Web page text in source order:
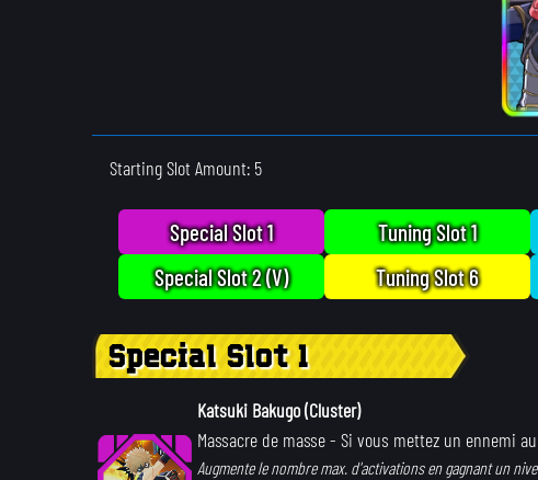
Starting Slot Amount: 5
Special Slot 1 Tuning Slot 1
Special Slot 2 (V)
Tuning Slot 6
Special Slot 1
Katsuki Bakugo (Cluster)
Massacre de masse- Si vous mettez un ennemi
Augmente le nombre max. d'activations en gagnant un